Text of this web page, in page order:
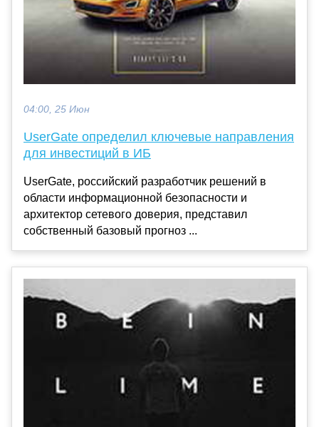
04:00, 25 Июн
UserGate определил ключевые направления
для инвестиций в ИБ
UserGate, российский разработчик решений в
области информационной безопасности и
архитектор сетевого доверия, представил
собственный базовый прогноз ...